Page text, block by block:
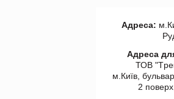
Адреса:
Адреса
ТОВ
м.Київ,
2